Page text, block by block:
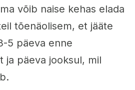
võib naise kehas elada
tõenäolisem, et jääte
5 päeva enne
ja päeva jooksul, mil